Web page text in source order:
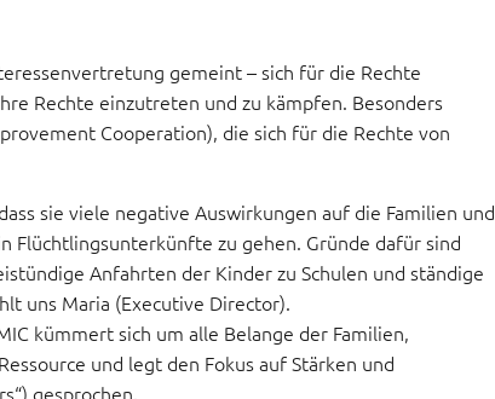
gemeint – sich für die Rechte
Rechte einzutreten und zu kämpfen. Besonders
Cooperation), die sich für die Rechte von
sie viele negative Auswirkungen auf die Familien und
zu gehen. Gründe dafür sind
Anfahrten der Kinder zu Schulen und ständige
uns Maria (Executive Director).
kümmert sich um alle Belange der Familien,
und legt den Fokus auf Stärken und
gesprochen.